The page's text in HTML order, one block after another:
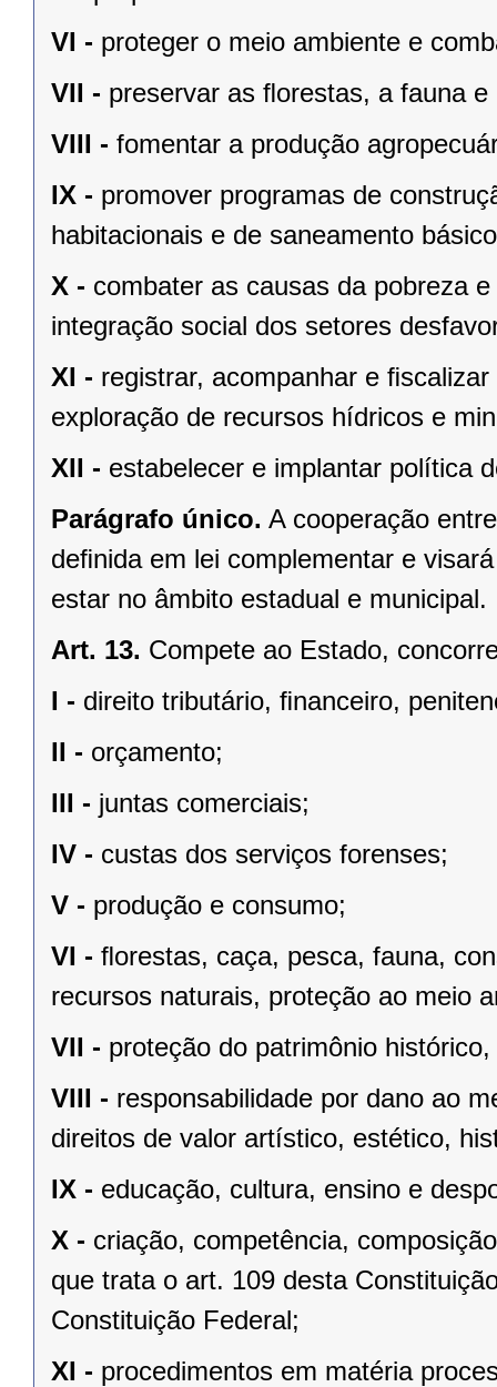
VI - proteger o meio ambiente e
VII - preservar as ﬂorestas, a fauna e
VIII - fomentar a produção
IX - promover programas de
habitacionais e de saneamento
X - combater as causas da pobreza
integração social dos setores
XI - registrar, acompanhar e
exploração de recursos hídricos e
XII - estabelecer e implantar política
Parágrafo único. A cooperação
deﬁnida em lei complementar e
estar no âmbito estadual e municipal.
Art. 13. Compete ao Estado,
I - direito tributário, ﬁnanceiro,
II - orçamento;
III - juntas comerciais;
IV - custas dos serviços forenses;
V - produção e consumo;
VI - ﬂorestas, caça, pesca, fauna,
recursos naturais, proteção ao meio
VII - proteção do patrimônio
VIII - responsabilidade por dano ao
direitos de valor artístico, estético,
IX - educação, cultura, ensino e
X - criação, competência,
que trata o art. 109 desta
Constituição Federal;
XI - procedimentos em matéria